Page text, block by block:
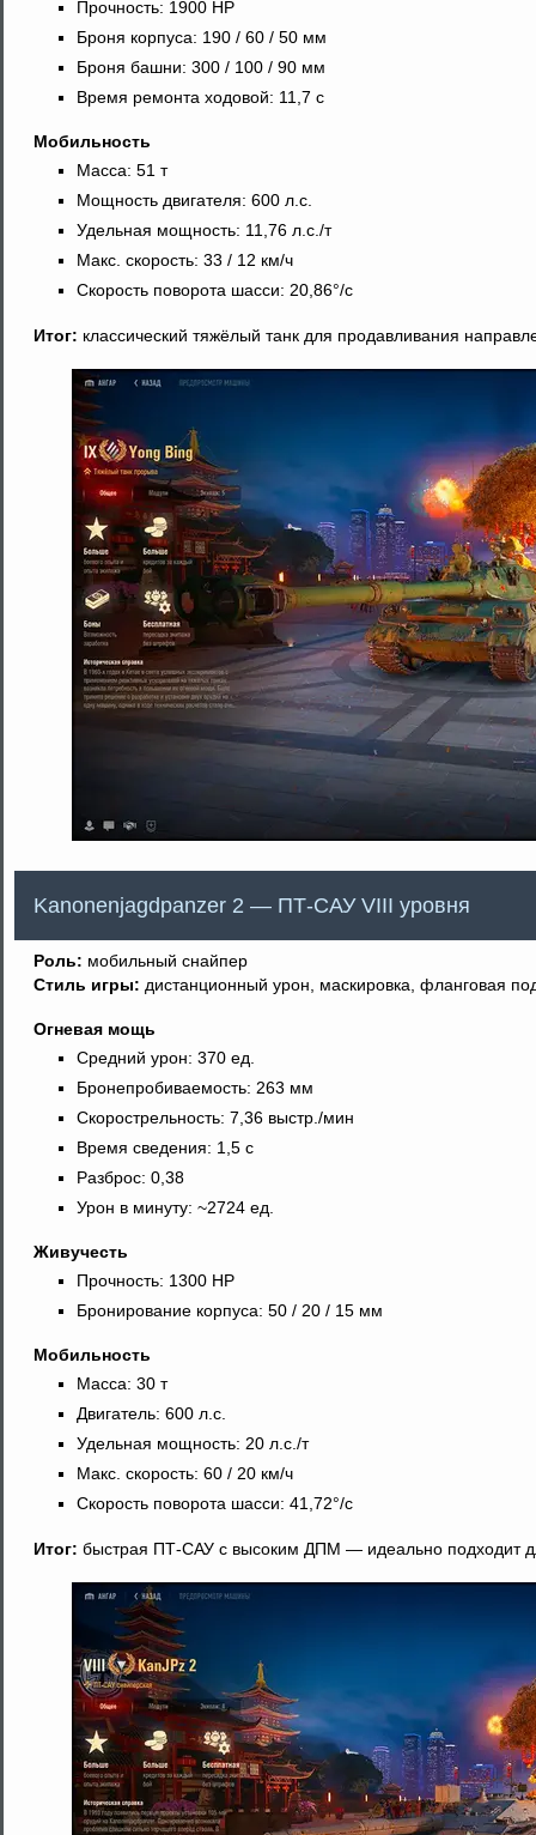
Прочность: 1900 HP
Броня корпуса: 190 / 60 / 50 мм
Броня башни: 300 / 100 / 90 мм
Время ремонта ходовой: 11,7 с
Мобильность
Масса: 51 т
Мощность двигателя: 600 л.с.
Удельная мощность: 11,76 л.с./т
Макс. скорость: 33 / 12 км/ч
Скорость поворота шасси: 20,86°/с
Итог: классический тяжёлый танк для продавливания
Kanonenjagdpanzer 2 — ПТ-САУ VIII уровня
Роль: мобильный снайпер
Стиль игры: дистанционный урон, маскировка, фланговая
Огневая мощь
Средний урон: 370 ед.
Бронепробиваемость: 263 мм
Скорострельность: 7,36 выстр./мин
Время сведения: 1,5 с
Разброс: 0,38
Урон в минуту: ~2724 ед.
Живучесть
Прочность: 1300 HP
Бронирование корпуса: 50 / 20 / 15 мм
Мобильность
Масса: 30 т
Двигатель: 600 л.с.
Удельная мощность: 20 л.с./т
Макс. скорость: 60 / 20 км/ч
Скорость поворота шасси: 41,72°/с
Итог: быстрая ПТ-САУ с высоким ДПМ — идеально подходит